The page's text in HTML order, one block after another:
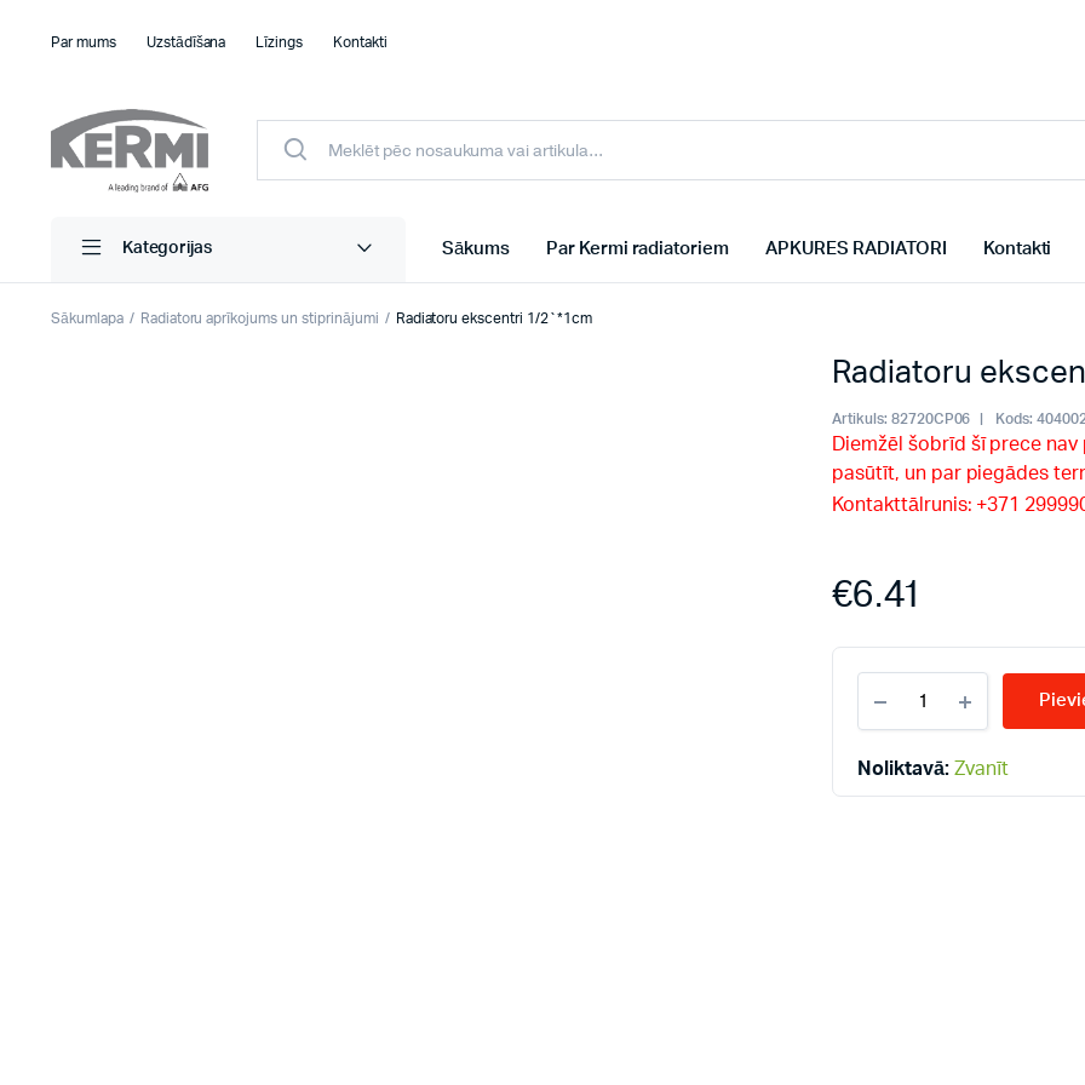
Par mums Uzstādīšana Līzings Kontakti
Kategorijas Sākums Par Kermi radiatoriem APKURES RADIATORI Kontakti
Sākumlapa Radiatoru aprīkojums un stiprinājumi Radiatoru ekscentri 1/2`*1cm
Radiatoru
Artikuls: 82720CP06 Kods:
Diemžēl šobrīd šī prece
pasūtīt, un par piegādes
Kontakttālrunis: +371
€6.41
ekscentri
1/2`*1cm
Noliktavā: Zvanīt